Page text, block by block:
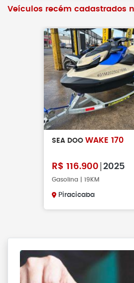
Veículos recém cadastrados
SEA DOO WAKE 170
R$ 116.900 2025
Gasolina | 19KM
Piracicaba